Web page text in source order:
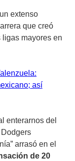
extenso
que creó
mayores en
así
enterarnos del
arrasó en el
de 20